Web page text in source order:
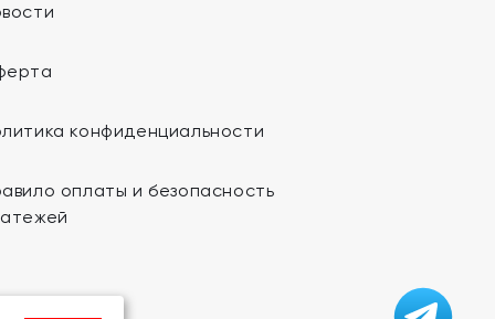
конфиденциальности
оплаты и безопасность